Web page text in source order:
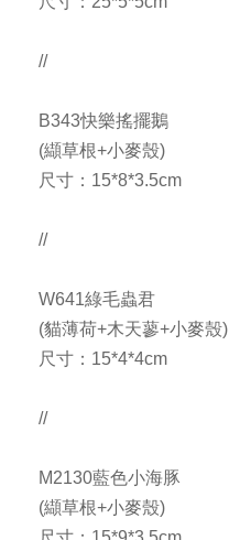
//
B343快樂搖擺鵝
(纈草根+小麥殼)
尺寸：15*8*3.5cm
//
W641綠毛蟲君
(貓薄荷+木天蓼+小麥殼)
尺寸：15*4*4cm
//
M2130藍色小海豚
(纈草根+小麥殼)